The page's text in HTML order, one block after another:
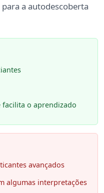
a autodescoberta
o aprendizado
avançados
algumas interpretações